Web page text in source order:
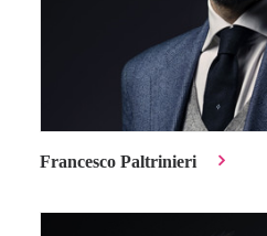
Francesco Paltrinieri